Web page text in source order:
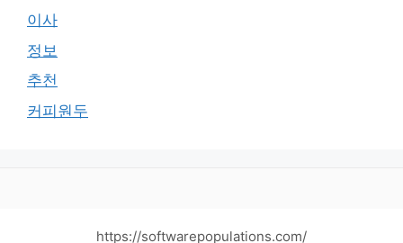
이사
정보
추천
커피원두
https://softwarepopulations.com/